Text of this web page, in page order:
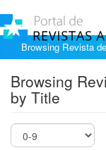
Browsing Revista
Browsing
by Title